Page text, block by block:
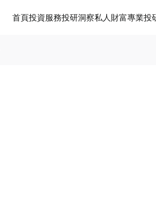
首頁投資服務投研洞察私人財富專業投